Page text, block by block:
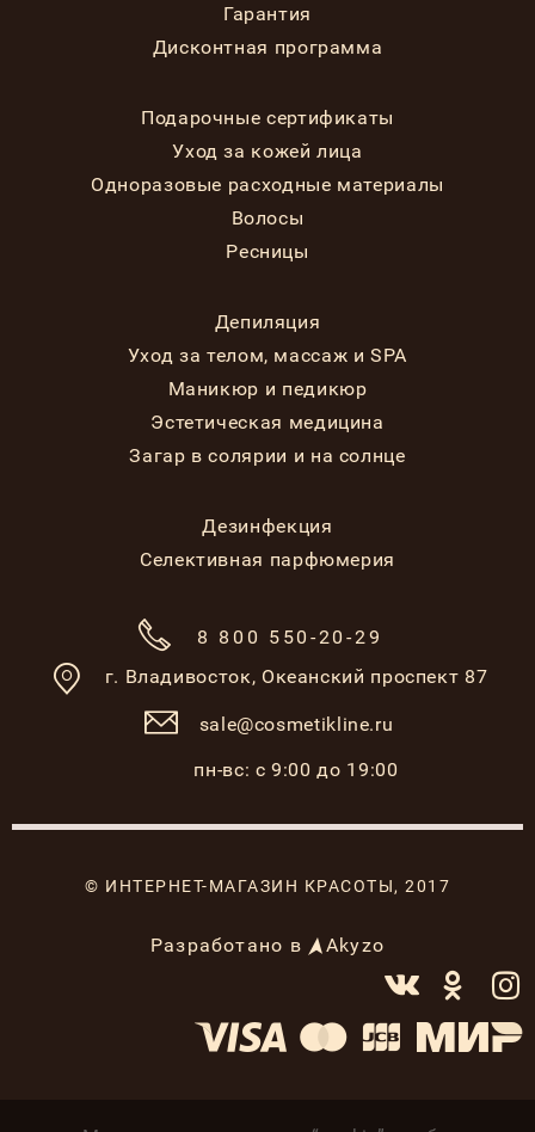
Гарантия
Дисконтная программа
Подарочные сертификаты
Уход за кожей лица
Одноразовые расходные материалы
Волосы
Ресницы
Депиляция
Уход за телом, массаж и SPA
Маникюр и педикюр
Эстетическая медицина
Загар в солярии и на солнце
Дезинфекция
Селективная парфюмерия
8 800 550-20-29
г. Владивосток, Океанский проспект 87
sale@cosmetikline.ru
пн-вс: с 9:00 до 19:00
© ИНТЕРНЕТ-МАГАЗИН КРАСОТЫ, 2017
Разработано в Akyzo